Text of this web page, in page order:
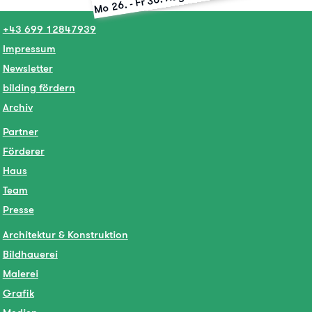
Mo 26.-
+43 699 12847939
Impressum
Newsletter
bilding fördern
Archiv
Partner
Förderer
Haus
Team
Presse
Architektur & Konstruktion
Bildhauerei
Malerei
Grafik